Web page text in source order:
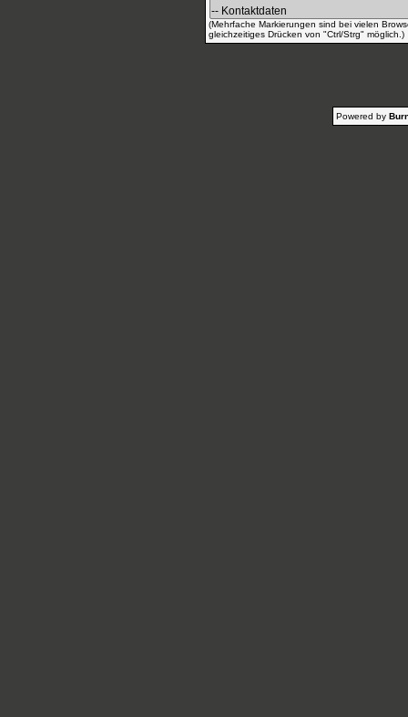
(Mehrfache Markierungen sind bei vielen
gleichzeitiges Drücken von "Ctrl/Strg" möglich.)
Powered by